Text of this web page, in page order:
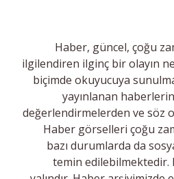
Haber, güncel, çoğu
ilgilendiren ilginç bir olayın
biçimde okuyucuya
yayınlanan
değerlendirmelerden ve söz
Haber görselleri çoğu
bazı durumlarda da
temin edilebilmektedir.